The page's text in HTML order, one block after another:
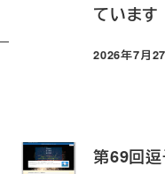
ています
投稿日
2026年7月
第69回